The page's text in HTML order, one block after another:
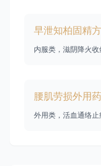
早泄知柏固精
内服类，滋阴降火
腰肌劳损外用
外用类，活血通络